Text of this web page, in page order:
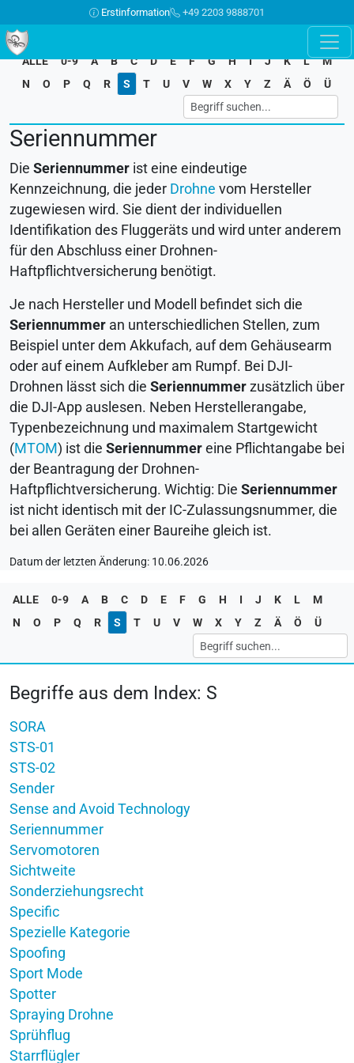
Erstinformation +49 2203 9888701
ALLE 0-9 A B C D E F G H I J K L
M
N
O P Q R S T U V W X Y Z Ä Ö Ü
Seriennummer
Die Seriennummer ist eine eindeutige
Kennzeichnung, die jeder Drohne vom Hersteller
zugewiesen wird. Sie dient der individuellen
Identifikation des Fluggeräts und wird unter anderem
für den Abschluss einer Drohnen-
Haftpflichtversicherung benötigt.
Je nach Hersteller und Modell befindet sich die
Seriennummer an unterschiedlichen Stellen, zum
Beispiel unter dem Akkufach, auf dem Gehäusearm
oder auf einem Aufkleber am Rumpf. Bei DJI -
Drohnen lässt sich die Seriennummer zusätzlich über
die DJI -App auslesen. Neben Herstellerangabe,
Typenbezeichnung und maximalem Startgewicht
(MTOM) ist die Seriennummer eine Pflichtangabe bei
der Beantragung der Drohnen-
Haftpflichtversicherung. Wichtig: Die Seriennummer
ist nicht identisch mit der IC-Zulassungsnummer, die
bei allen Geräten einer Baureihe gleich ist.
Datum der letzten Änderung: 10.06.2026
ALLE 0-9 A B C D E F G H I J K L
M
N
O P Q R S T U V W X Y Z Ä Ö Ü
Begriffe aus dem Index: S
SORA
STS-01
STS-02
Sender
Sense and Avoid Technology
Seriennummer
Servomotoren
Sichtweite
Sonderziehungsrecht
Specific
Spezielle Kategorie
Spoofing
Sport Mode
Spotter
Spraying Drohne
Sprühflug
Starrflügler